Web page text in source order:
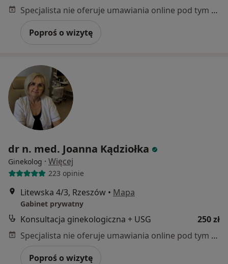
Specjalista nie oferuje umawiania online pod tym adresem.
Poproś o wizytę
dr n. med. Joanna Kądziołka
Ginekolog · Więcej
223 opinie
Litewska 4/3, Rzeszów • Mapa
Gabinet prywatny
Konsultacja ginekologiczna + USG
250 zł
Specjalista nie oferuje umawiania online pod tym adresem.
Poproś o wizytę